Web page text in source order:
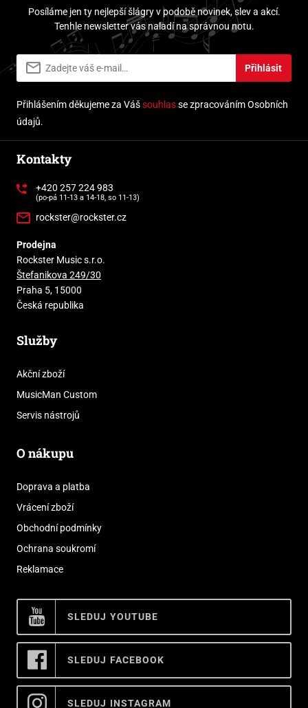
Posíláme jen ty nejlepší šlágry v podobě novinek, slev a akcí.
Tenhle newsletter vás naladí na správnou notu.
Přihlásit
Přihlášením děkujeme za Vášsouhlasse zpracováním Osobních
údajů.
Kontakty
+420 257 224 983
(po-pá 11-13 a 14-18, so 11-13)
rockster@rockster.cz
Prodejna
Rockster Music s.r.o.
Štefanikova 249/30
Praha 5, 15000
Česká republika
Služby
Akční zboží
MusicMan Custom
Servis nástrojů
O nákupu
Doprava a platba
Vrácení zboží
Obchodní podmínky
Ochrana soukromí
Reklamace
SLEDUJ YOUTUBE
SLEDUJ FACEBOOK
SLEDUJ INSTAGRAM